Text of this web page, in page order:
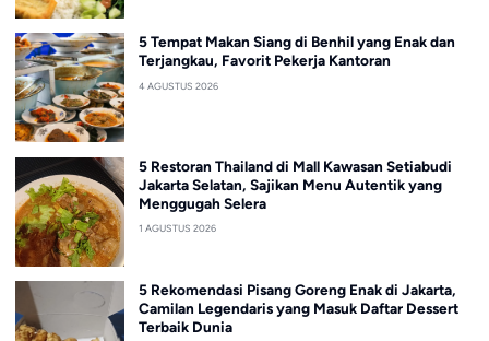
5 Tempat Makan Siang di Benhil yang Enak dan
Terjangkau, Favorit Pekerja Kantoran
4 AGUSTUS 2026
5 Restoran Thailand di Mall Kawasan Setiabudi
Jakarta Selatan, Sajikan Menu Autentik yang
Menggugah Selera
1 AGUSTUS 2026
5 Rekomendasi Pisang Goreng Enak di Jakarta,
Camilan Legendaris yang Masuk Daftar Dessert
Terbaik Dunia